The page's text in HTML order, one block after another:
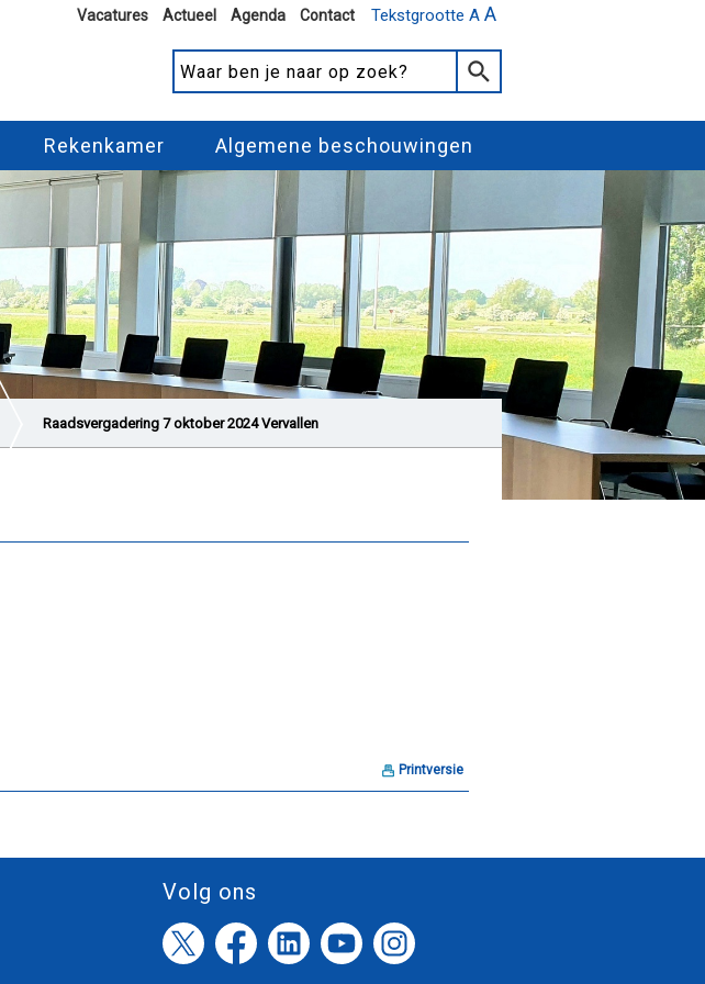
Tekstgrootte A A
Vacatures Actueel Agenda Contact
Rekenkamer Algemene beschouwingen
Raadsvergadering 7 oktober 2024 Vervallen
Printversie
Volg ons